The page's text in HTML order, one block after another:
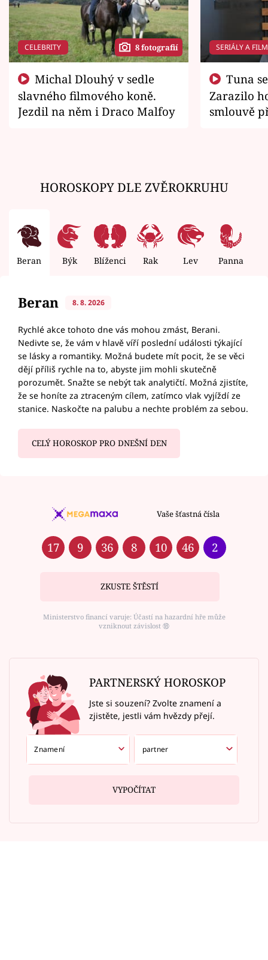
CELEBRITY 8 fotografií
slavného filmového koně.
Jezdil na něm i Draco Malfoy
SERIÁLY A
Zarazilo
smlouvě
HOROSKOPY DLE ZVĚROKRUHU
Beran Býk Blíženci Rak Lev Panna
Beran 8. 8. 2026
Rychlé akce tohoto dne vás mohou zmást, Berani.
Nedivte se, že vám v hlavě víří poslední události týkající
se lásky a romantiky. Možná budete mít pocit, že se věci
dějí příliš rychle na to, abyste jim mohli skutečně
porozumět. Snažte se nebýt tak analytičtí. Možná zjistíte,
že se honíte za ztraceným cílem, zatímco vlak vyjíždí ze
stanice. Naskočte na palubu a nechte problém za sebou.
CELÝ HOROSKOP PRO DNEŠNÍ DEN
Vaše šťastná čísla
17 9 36 8 10 46 2
ZKUSTE ŠTĚSTÍ
Ministerstvo financí varuje: Účastí na hazardní hře může
vzniknout závislost ⑱
PARTNERSKÝ HOROSKOP
Jste si souzení? Zvolte znamení a
zjistěte, jestli vám hvězdy přejí.
VYPOČÍTAT